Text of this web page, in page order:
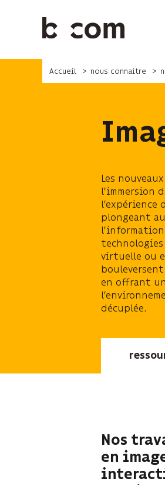
Accueil nous connaitre
Les
l’immersion
plongeant
virtuelle ou
en offrant
décuplée.
Nos
en